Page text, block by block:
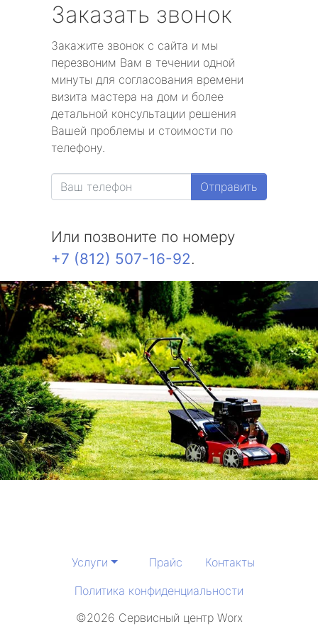
Заказать звонок
Закажите звонок с сайта и мы
перезвоним Вам в течении одной
минуты для согласования времени
визита мастера на дом и более
детальной консультации решения
Вашей проблемы и стоимости по
телефону.
Отправить
Или позвоните по номеру
+7 (812) 507-16-92.
Услуги Прайс
Контакты
Политика конфиденциальности
©2026 Сервисный центр Worx